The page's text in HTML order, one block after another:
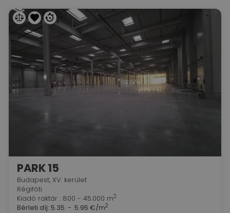
PARK 15
Budapest, XV. kerület
Régifóti
Kiadó raktár : 800 - 45.000 m2
Bérleti díj: 5.35 - 5.95 €/m2